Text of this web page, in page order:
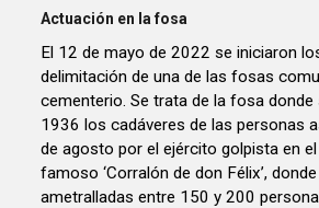
Actuación en la fosa
El 12 de mayo de 2022 se iniciaron
delimitación de una de las fosas
cementerio. Se trata de la fosa donde
1936 los cadáveres de las personas
de agosto por el ejército golpista en
famoso ‘Corralón de don Félix’,
ametralladas entre 150 y 200